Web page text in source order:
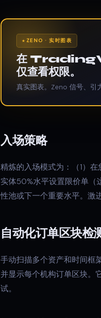
ZENO · 实时图表
在
仅查看权限。
真实图表。Zeno 信号、引
入场策略
精炼的入场模式为：（1）
实体50%水平设置限价单（
性池或下一个重要水平。激
自动化订单区块检
手动扫描多个资产和时间框
并显示每个机构订单区块。
试。